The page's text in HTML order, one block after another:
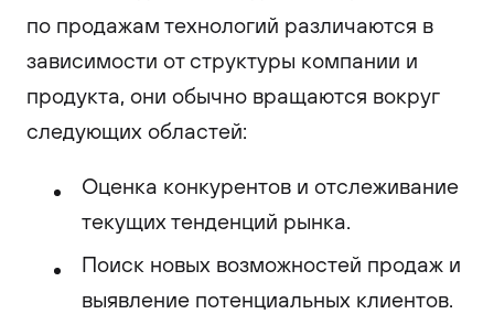
по продажам технологий различаются в
зависимости от структуры компании и
продукта, они обычно вращаются вокруг
следующих областей:
Оценка конкурентов и отслеживание
текущих тенденций рынка.
Поиск новых возможностей продаж и
выявление потенциальных клиентов.